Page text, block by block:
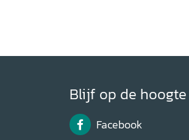
Blijf op de hoogte
Facebook